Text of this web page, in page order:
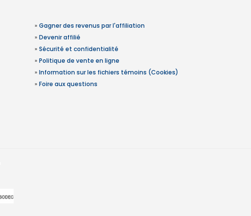
» Gagner des revenus par l'affiliation
» Devenir affilié
» Sécurité et confidentialité
» Politique de vente en ligne
» Information sur les fichiers témoins (Cookies)
» Foire aux questions